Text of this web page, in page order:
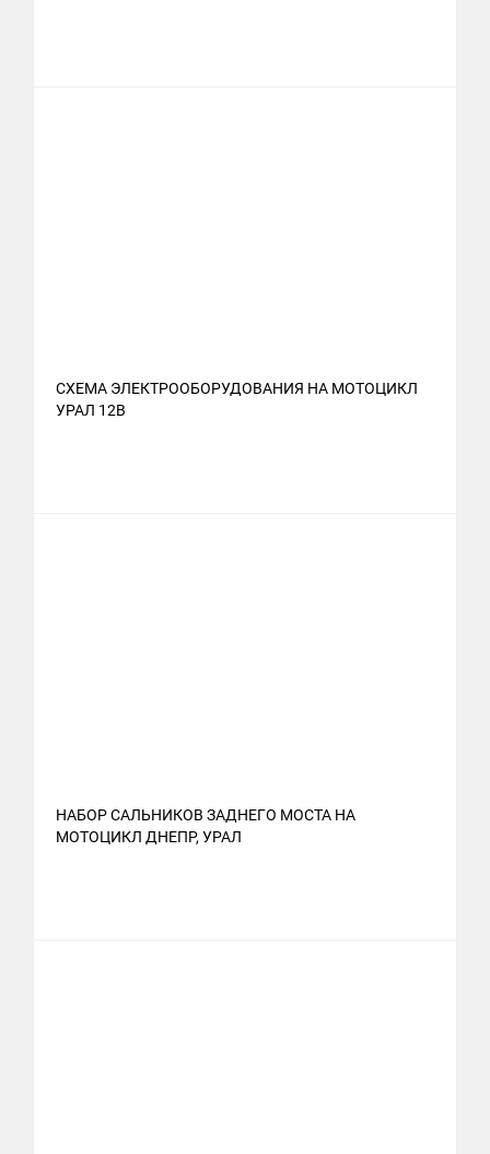
СХЕМА ЭЛЕКТРООБОРУДОВАНИЯ НА МОТОЦИКЛ
УРАЛ 12В
НАБОР САЛЬНИКОВ ЗАДНЕГО МОСТА НА
МОТОЦИКЛ ДНЕПР, УРАЛ